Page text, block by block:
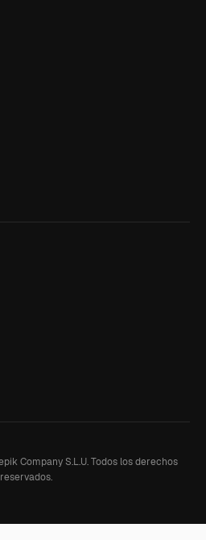
Company S.L.U.Todos los derechos
reservados.